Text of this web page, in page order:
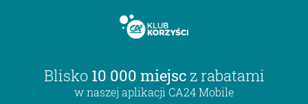
Blisko 10 000 miejsc z rabatami
w naszej aplikacji CA24 Mobile